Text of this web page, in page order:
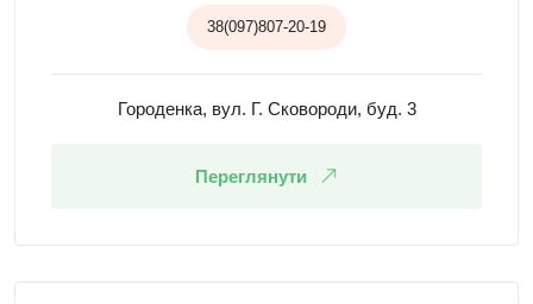
38(097)807-20-19
Городенка, вул. Г. Сковороди, буд. 3
Переглянути